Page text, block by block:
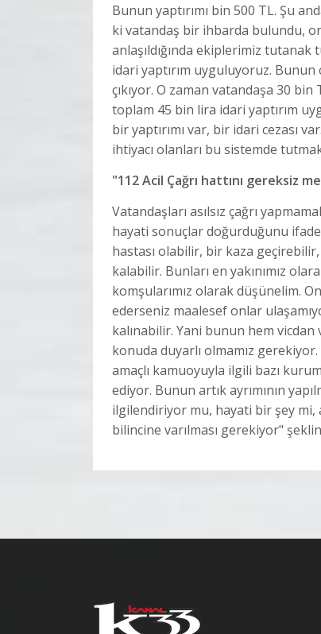
Bunun yaptırımı bin 500 TL. Şu
ki vatandaş bir ihbarda bulundu,
anlaşıldığında ekiplerimiz
idari yaptırım uyguluyoruz. Bunun
çıkıyor. O zaman vatandaşa 30
toplam 45 bin lira idari yaptırım
bir yaptırımı var, bir idari cezası
ihtiyacı olanları bu sistemde
"112 Acil Çağrı hattını gereksiz
Vatandaşları asılsız çağrı
hayati sonuçlar doğurduğunu
hastası olabilir, bir kaza
kalabilir. Bunları en yakınımız
komşularımız olarak düşünelim.
ederseniz maalesef onlar
kalınabilir. Yani bunun hem
konuda duyarlı olmamız
amaçlı kamuoyuyla ilgili bazı
ediyor. Bunun artık ayrımının
ilgilendiriyor mu, hayati bir şey mi,
bilincine varılması gerekiyor"